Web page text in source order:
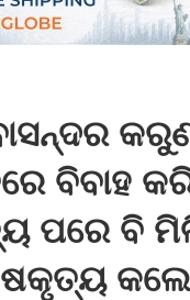
ବିବାହ
ପରେ ବି